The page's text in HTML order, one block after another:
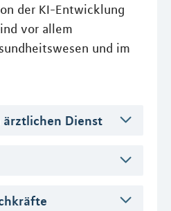
der KI-Entwicklung
vor allem
und im
Dienst